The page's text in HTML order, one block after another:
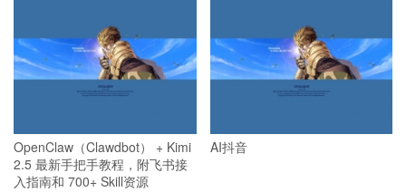
OpenClaw（Clawdbot） + Kimi
2.5 最新手把手教程，附飞书接
入指南和 700+ Skill资源
AI抖音